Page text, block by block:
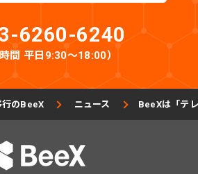
6260-6240
時間 平日9:30〜18:00）
行のBeeX ニュース BeeXは「テ